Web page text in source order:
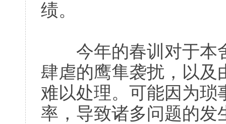
绩。
今年的春训对于本
肆虐的鹰隼袭扰，以及
难以处理。可能因为琐
率，导致诸多问题的发